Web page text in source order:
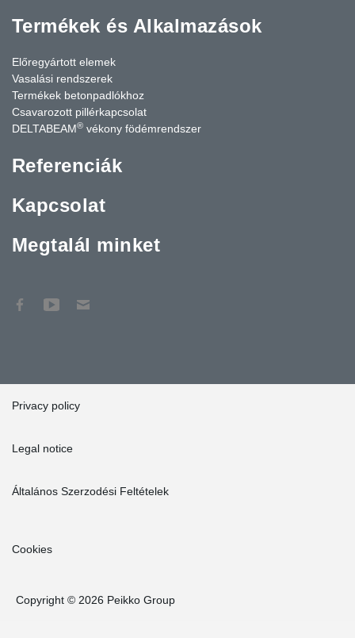
Termékek és Alkalmazások
Előregyártott elemek
Vasalási rendszerek
Termékek betonpadlókhoz
Csavarozott pillérkapcsolat
DELTABEAM® vékony födémrendszer
Referenciák
Kapcsolat
Megtalál minket
Privacy policy
Legal notice
Általános Szerzodési Feltételek
Cookies
Copyright © 2026 Peikko Group